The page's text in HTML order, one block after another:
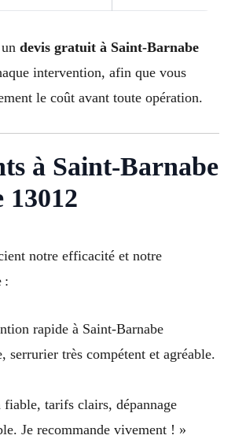
devis gratuit à Saint-Barnabe
intervention, afin que vous
le coût avant toute opération.
à Saint-Barnabe
notre efficacité et notre
:
rapide à Saint-Barnabe
serrurier très compétent et agréable.
fiable, tarifs clairs, dépannage
Je recommande vivement ! »